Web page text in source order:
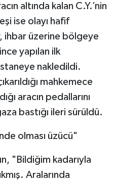
altında kalan C.Y.’nin
ise olayı hafif
ihbar üzerine bölgeye
yapılan ilk
nakledildi.
mahkemece
aracın pedallarını
bastığı ileri sürüldü.
olması üzücü"
"Bildiğim kadarıyla
Aralarında